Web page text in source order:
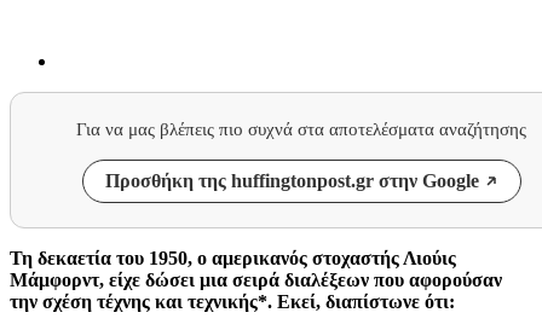
Για να μας βλέπεις πιο συχνά στα αποτελέσματα αναζήτησης
Προσθήκη της huffingtonpost.gr στην Google
Τη δεκαετία του 1950, ο αμερικανός στοχαστής Λιούις
Μάμφορντ, είχε δώσει μια σειρά διαλέξεων που αφορούσαν
την σχέση τέχνης και τεχνικής*. Εκεί, διαπίστωνε ότι: